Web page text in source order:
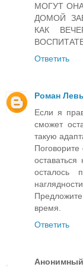
МОГУТ
ДОМОЙ
КАК
Ответить
Роман
Если я
сможет
такую
осталось
время.
Ответить
Анонимный